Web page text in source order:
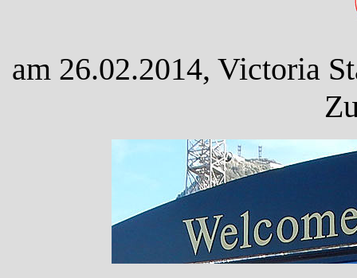
am 26.02.2014, Victoria